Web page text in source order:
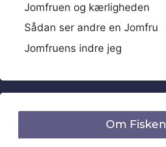
Jomfruen og kærligheden
Sådan ser andre en Jomfru
Jomfruens indre jeg
Om Fisken